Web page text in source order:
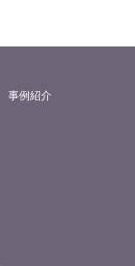
事例紹介